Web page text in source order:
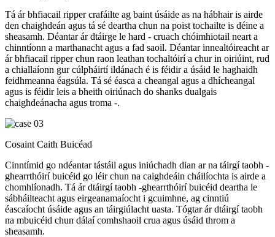
Tá ár bhfiacail ripper crafáilte ag baint úsáide as na hábhair is airde
den chaighdeán agus tá sé deartha chun na poist tochailte is déine a
sheasamh. Déantar ár dtáirge le hard - cruach chóimhiotail neart a
chinntíonn a marthanacht agus a fad saoil. Déantar innealtóireacht ar
ár bhfiacail ripper chun raon leathan tochaltóirí a chur in oiriúint, rud
a chiallaíonn gur cúlpháirtí ildánach é is féidir a úsáid le haghaidh
feidhmeanna éagsúla. Tá sé éasca a cheangal agus a dhícheangal
agus is féidir leis a bheith oiriúnach do shanks dualgais
chaighdeánacha agus troma -.
Cosaint Caith Buicéad
Cinntímid go ndéantar tástáil agus iniúchadh dian ar na táirgí taobh -
ghearrthóirí buicéid go léir chun na caighdeáin cháilíochta is airde a
chomhlíonadh. Tá ár dtáirgí taobh -ghearrthóirí buicéid deartha le
sábháilteacht agus eirgeanamaíocht i gcuimhne, ag cinntiú
éascaíocht úsáide agus an táirgiúlacht uasta. Tógtar ár dtáirgí taobh
na mbuicéid chun dálaí comhshaoil ​​crua agus úsáid throm a
sheasamh.